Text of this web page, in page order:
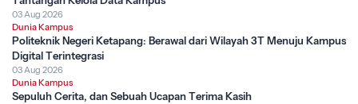
03 Aug 2026
Dunia Kampus
Politeknik Negeri Ketapang: Berawal dari Wilayah 3T Menuju Kampus
Digital Terintegrasi
03 Aug 2026
Dunia Kampus
Sepuluh Cerita, dan Sebuah Ucapan Terima Kasih